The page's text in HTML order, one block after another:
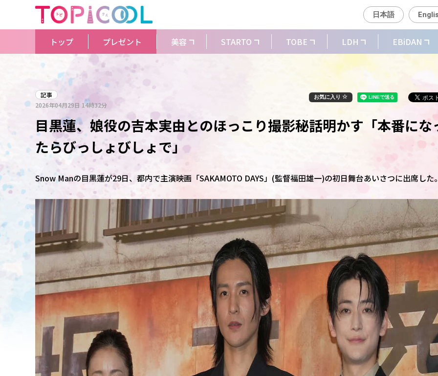
日本語
トップ プレゼント 美容 STARTO TOBE LDH EBiDAN
記事
2026年04月29日 14時32分
お気に入り
目黒蓮、娘役の吉本実由とのほっこり撮影秘話明かす「本番にな
たらびっしょびしょで」
Snow Manの目黒蓮が29日、都内で主演映画「SAKAMOTO DAYS」(監督福田雄一)の初日舞台あいさつに出席した